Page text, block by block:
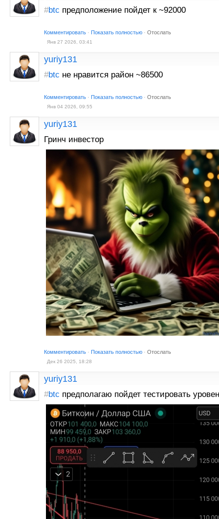
#btc предположение пойдет к ~92000
Комментировать · Показать полностью · Отослать
Янв 27 2026, 03:41
yuriy131
#btc не нравится район ~86500
Комментировать · Показать полностью · Отослать
Янв 04 2026, 09:55
yuriy131
Гринч инвестор
Комментировать · Показать полностью · Отослать
Дек 26 2025, 18:28
yuriy131
#btc предполагаю пойдет тестировать